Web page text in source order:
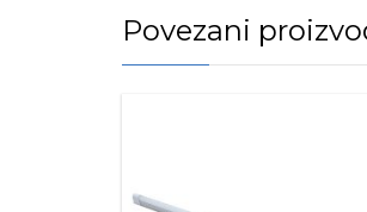
Povezani